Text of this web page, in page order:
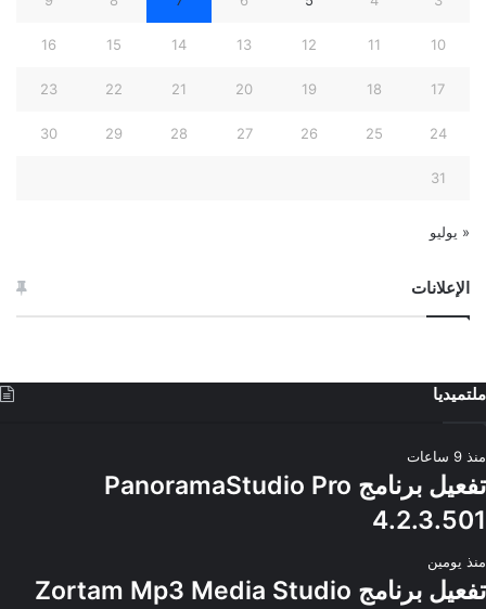
10
11
12
13
14
15
16
17
18
19
20
21
22
23
24
25
26
27
28
29
30
31
« يوليو
الإعلانات
ملتميديا
منذ 9 ساعات
تفعيل برنامج PanoramaStudio Pro
4.2.3.501
منذ يومين
تفعيل برنامج Zortam Mp3 Media Studio